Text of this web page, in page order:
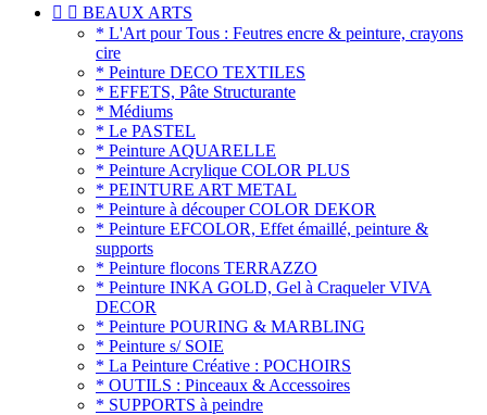
  BEAUX ARTS
* L'Art pour Tous : Feutres encre & peinture, crayons
cire
* Peinture DECO TEXTILES
* EFFETS, Pâte Structurante
* Médiums
* Le PASTEL
* Peinture AQUARELLE
* Peinture Acrylique COLOR PLUS
* PEINTURE ART METAL
* Peinture à découper COLOR DEKOR
* Peinture EFCOLOR, Effet émaillé, peinture &
supports
* Peinture flocons TERRAZZO
* Peinture INKA GOLD, Gel à Craqueler VIVA
DECOR
* Peinture POURING & MARBLING
* Peinture s/ SOIE
* La Peinture Créative : POCHOIRS
* OUTILS : Pinceaux & Accessoires
* SUPPORTS à peindre